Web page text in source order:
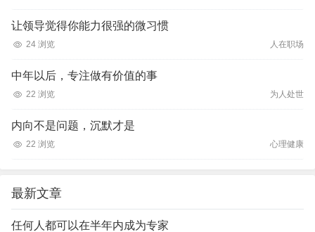
让领导觉得你能力很强的微习惯
24 浏览 人在职场
中年以后，专注做有价值的事
22 浏览 为人处世
内向不是问题，沉默才是
22 浏览 心理健康
最新文章
任何人都可以在半年内成为专家